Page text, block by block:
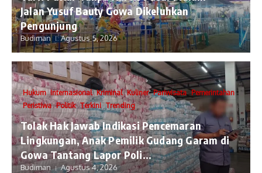
Jalan Yusuf Bauty Gowa Dikeluhkan
Pengunjung
Budiman Agustus 5, 2026
Hukum Internasional Kriminal Kuliner Pariwisata Pemerintahan
Peristiwa Politik Terkini Trending
Tolak Hak Jawab Indikasi Pencemaran
Lingkungan, Anak Pemilik Gudang Garam di
Gowa Tantang Lapor Poli...
Budiman Agustus 4, 2026